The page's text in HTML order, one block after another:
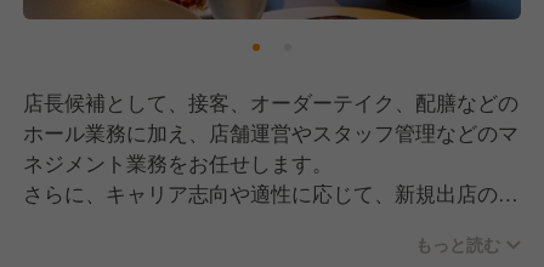
店長候補として、接客、オーダーテイク、配膳などの
ホール業務に加え、店舗運営やスタッフ管理などのマ
ネジメント業務をお任せします。
さらに、キャリア志向や適性に応じて、新規出店の立
もっと読む